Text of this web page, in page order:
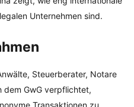
Unternehmen sind.
Steuerberater, Notare
dem GwG verpflichtet,